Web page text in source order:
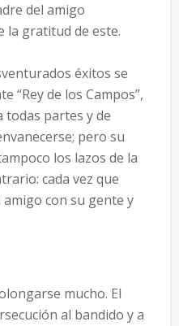
del amigo
la gratitud de este.
éxitos se
“Rey de los Campos”,
todas partes y de
pero su
los lazos de la
cada vez que
con su gente y
mucho. El
al bandido y a